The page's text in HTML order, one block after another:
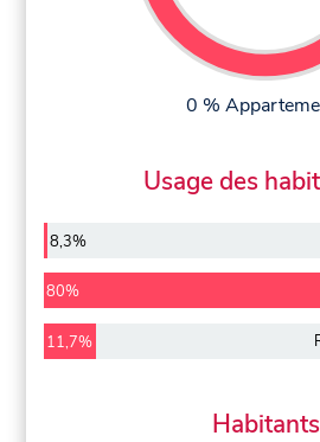
0 %
Usage des
8,3%
80%
11,7%
Habitants